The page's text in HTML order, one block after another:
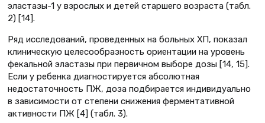
эластазы-1 у взрослых и детей старшего возраста (табл.
2) [14].
Ряд исследований, проведенных на больных ХП, показал
клиническую целесообразность ориентации на уровень
фекальной эластазы при первичном выборе дозы [14, 15].
Если у ребенка диагностируется абсолютная
недостаточность ПЖ, доза подбирается индивидуально
в зависимости от степени снижения ферментативной
активности ПЖ [4] (табл. 3).